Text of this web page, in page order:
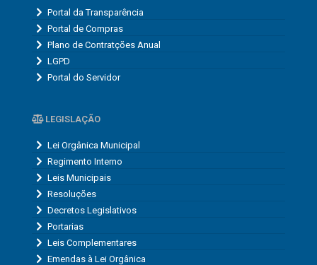
Portal da Transparência
Portal de Compras
Plano de Contratções Anual
LGPD
Portal do Servidor
LEGISLAÇÃO
Lei Orgânica Municipal
Regimento Interno
Leis Municipais
Resoluções
Decretos Legislativos
Portarias
Leis Complementares
Emendas à Lei Orgânica